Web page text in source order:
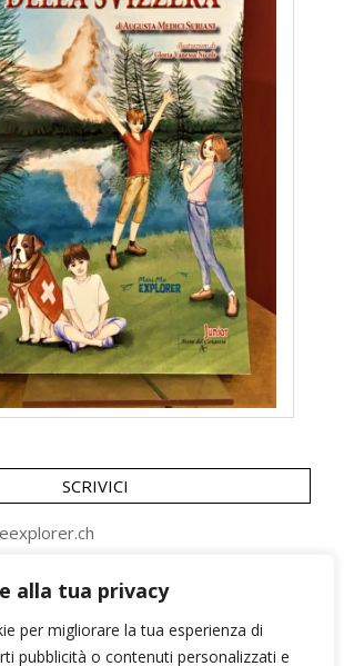
alla tua privacy
per migliorare la tua esperienza di
pubblicità o contenuti personalizzati e
SCRIVICI